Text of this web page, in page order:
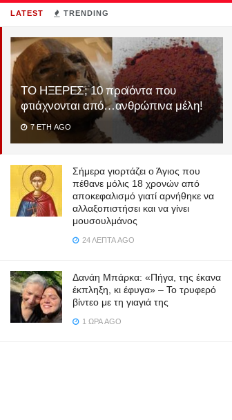
LATEST TRENDING
ΤΟ ΗΞΕΡΕΣ; 10 προϊόντα που
φτιάχνονται από…ανθρώπινα μέλη!
7 ΈΤΗ AGO
Σήμερα γιορτάζει ο Άγιος που
πέθανε μόλις 18 χρονών από
αποκεφαλισμό γιατί αρνήθηκε να
αλλαξοπιστήσει και να γίνει
μουσουλμάνος
24 ΛΕΠΤΆ AGO
Δανάη Μπάρκα: «Πήγα, της έκανα
έκπληξη, κι έφυγα» – Το τρυφερό
βίντεο με τη γιαγιά της
1 ΏΡΑ AGO